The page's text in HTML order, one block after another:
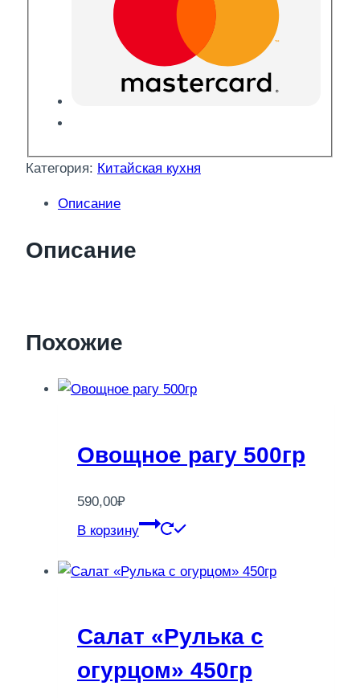
Категория: Китайская кухня
Описание
Описание
Похожие
Овощное рагу 500гр
590,00₽
В корзину
Салат «Рулька с
огурцом» 450гр